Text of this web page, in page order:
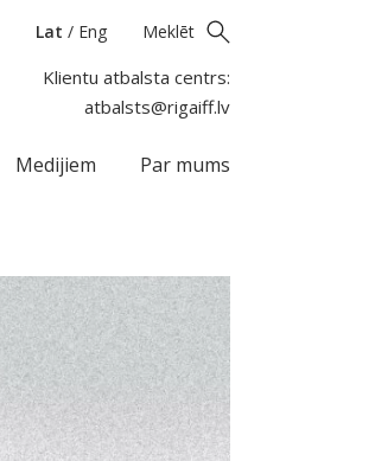
Lat / Eng Meklēt
Klientu atbalsta centrs:
atbalsts@rigaiff.lv
Medijiem Par mums